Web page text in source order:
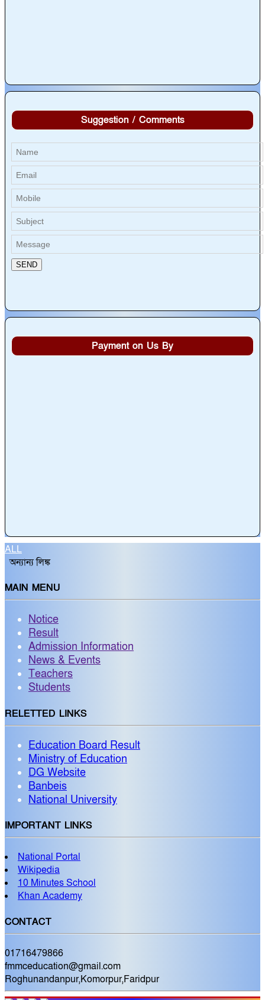
Suggestion / Comments
Payment on Us By
ALL
অন্যান্য লিঙ্ক
MAIN MENU
Notice
Result
Admission Information
News & Events
Teachers
Students
RELETTED LINKS
Education Board Result
Ministry of Education
DG Website
Banbeis
National University
IMPORTANT LINKS
National Portal
Wikipedia
10 Minutes School
Khan Academy
CONTACT
01716479866
fmmceducation@gmail.com
Roghunandanpur,Komorpur,Faridpur